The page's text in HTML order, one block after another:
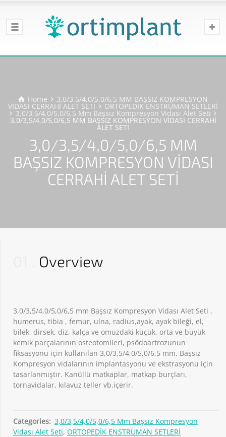
Home 3,0/3,5/4,0/5,0/6,5 MM BAŞSIZ KOMPRESYON
VİDASI CERRAHİ ALET SETİ ORTOPEDİK ENSTRÜMAN SETLERİ
3,0/3,5/4,0/5,0/6,5 Mm Başsız Kompresyon Vidası Alet Seti
3,0/3,5/4,0/5,0/6,5 MM BAŞSIZ KOMPRESYON VİDASI CERRAHİ
ALET SETİ
3,0/3,5/4,0/5,0/6,5 MM
BAŞSIZ KOMPRESYON VİDASI
CERRAHİ ALET SETİ
Overview
3,0/3,5/4,0/5,0/6,5 mm Başsız Kompresyon Vidası Alet Seti ,
humerus, tibia , femur, ulna, radius,ayak, ayak bileği, el,
bilek, dirsek, diz, kalça ve omuzdaki küçük, orta ve büyük
kemik parçalarının osteotomileri, psödoartrozunun
fiksasyonu için kullanılan 3,0/3,5/4,0/5,0/6,5 mm, Başsız
Kompresyon vidalarının implantasyonu ve ekstrasyonu için
tasarlanmıştır. Kanüllü matkaplar, matkap burçları,
tornavidalar, kılavuz teller vb.içerir.
Categories: 3,0/3,5/4,0/5,0/6,5 Mm Başsız Kompresyon
Vidası Alet Seti, ORTOPEDİK ENSTRÜMAN SETLERİ